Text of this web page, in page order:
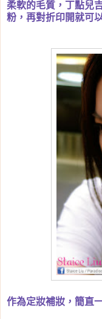
柔軟的毛質，丁點兒
粉，再對折印開就可
作為定妝補妝，簡直